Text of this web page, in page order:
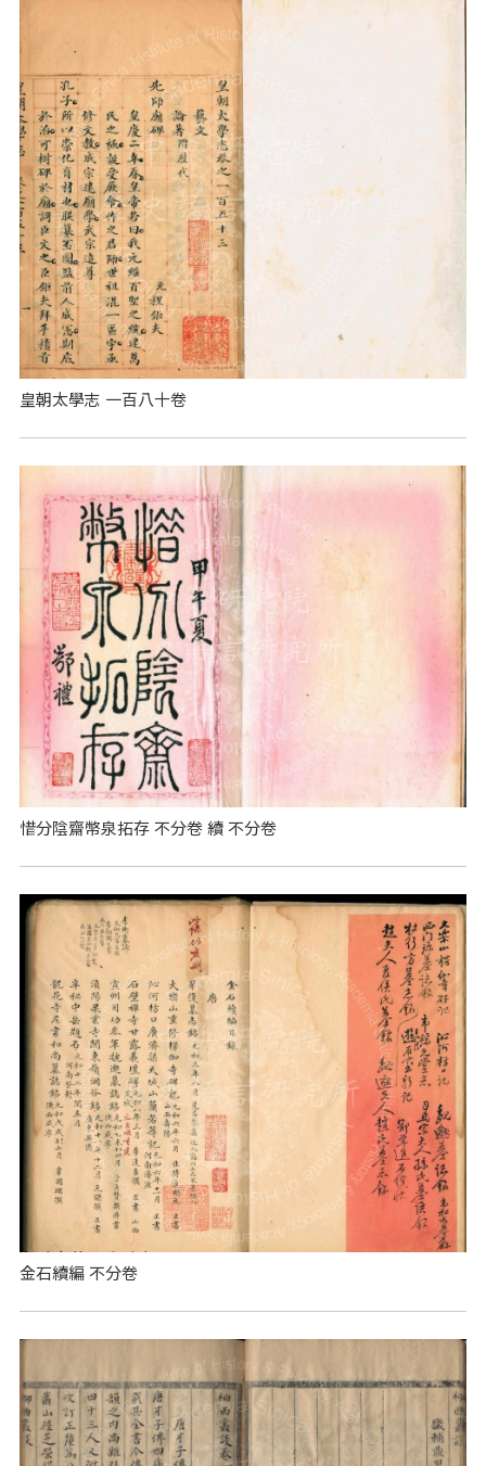
皇朝太學志 一百八十卷
惜分陰齋幣泉拓存 不分卷 續 不分卷
金石續編 不分卷